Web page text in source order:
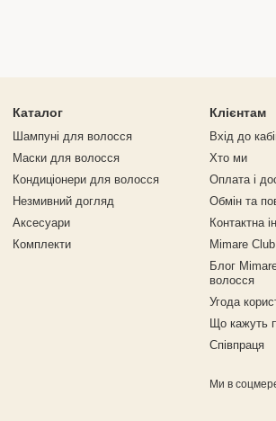
Каталог
Шампуні для волосся
Маски для волосся
Кондиціонери для волосся
Незмивний догляд
Аксесуари
Комплекти
Клієнтам
Вхід до
Хто ми
Оплата і
Обмін та
Контактна
Mimare Club
Блог
волосся
Угода
Що кажуть
Співпраця
Ми в